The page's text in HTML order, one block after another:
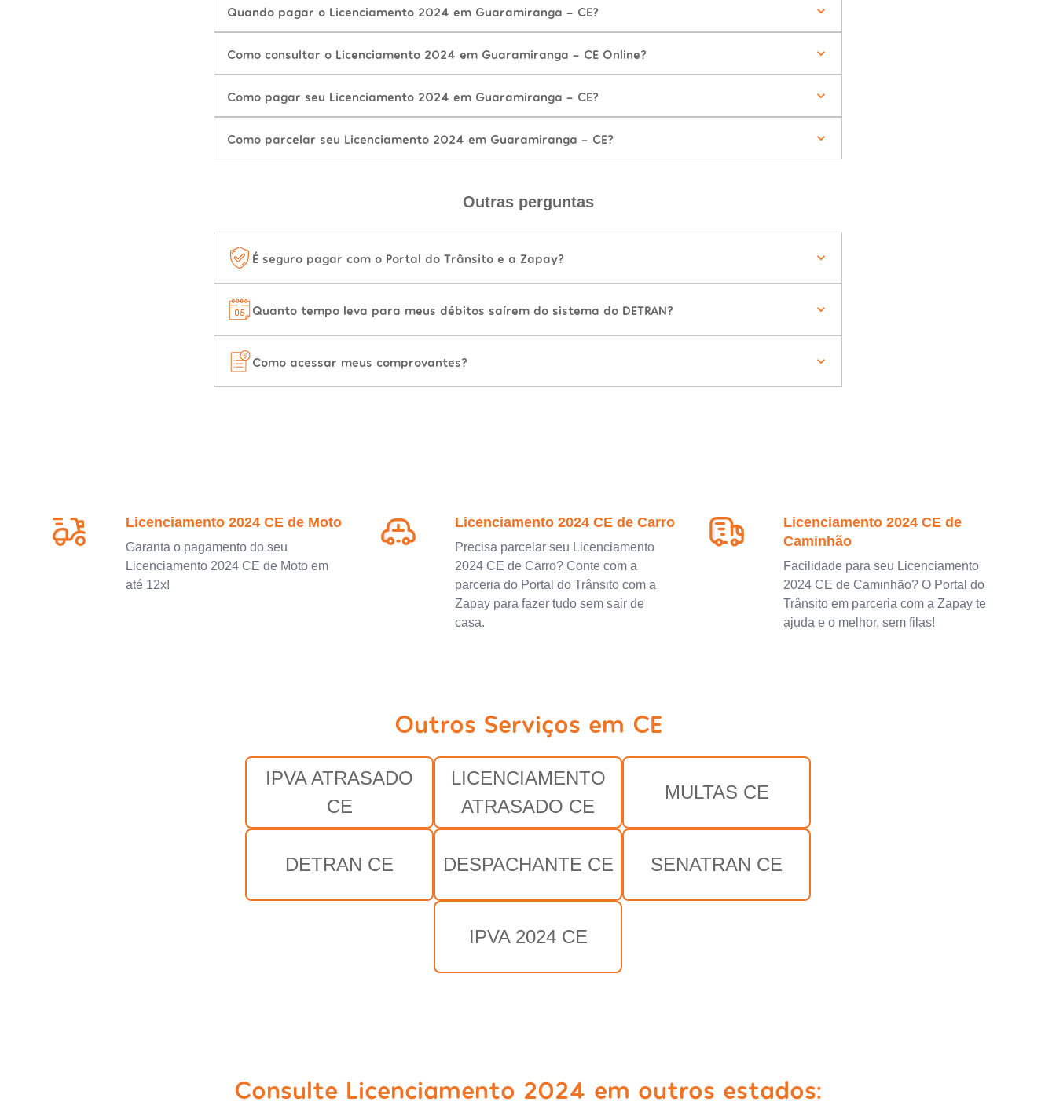
Quando pagar o Licenciamento 2024 em Guaramiranga - CE?
Como consultar o Licenciamento 2024 em Guaramiranga - CE Online?
Como pagar seu Licenciamento 2024 em Guaramiranga - CE?
Como parcelar seu Licenciamento 2024 em Guaramiranga - CE?
Outras perguntas
É seguro pagar com o Portal do Trânsito e a Zapay?
Quanto tempo leva para meus débitos saírem do sistema do DETRAN?
Como acessar meus comprovantes?
Licenciamento 2024 CE de Moto
Garanta o pagamento do seu
Licenciamento 2024 CE de Moto em
até 12x!
Licenciamento 2024 CE de Carro
Precisa parcelar seu Licenciamento
2024 CE de Carro? Conte com a
parceria do Portal do Trânsito com a
Zapay para fazer tudo sem sair de
casa.
Licenciamento 2024 CE de
Caminhão
Facilidade para seu Licenciamento
2024 CE de Caminhão? O Portal do
Trânsito em parceria com a Zapay te
ajuda e o melhor, sem filas!
Outros Serviços em CE
IPVA ATRASADO
CE
LICENCIAMENTO
ATRASADO CE
MULTAS CE
DETRAN CE DESPACHANTE CE SENATRAN CE
IPVA 2024 CE
Consulte Licenciamento 2024 em outros estados: